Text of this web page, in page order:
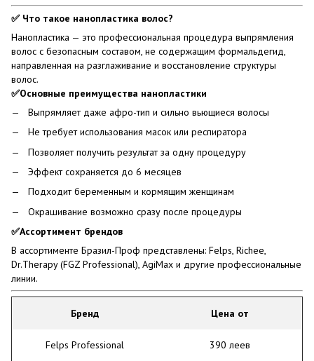
✅ Что такое нанопластика волос?
Нанопластика — это профессиональная процедура выпрямления
волос с безопасным составом, не содержащим формальдегид,
направленная на разглаживание и восстановление структуры
волос.
✅Основные преимущества нанопластики
Выпрямляет даже афро-тип и сильно вьющиеся волосы
Не требует использования масок или респиратора
Позволяет получить результат за одну процедуру
Эффект сохраняется до 6 месяцев
Подходит беременным и кормящим женщинам
Окрашивание возможно сразу после процедуры
✅Ассортимент брендов
В ассортименте Бразил-Проф представлены: Felps, Richee,
Dr.Therapy (FGZ Professional), AgiMax и другие профессиональные
линии.
Бренд Цена от
Felps Professional 390 леев